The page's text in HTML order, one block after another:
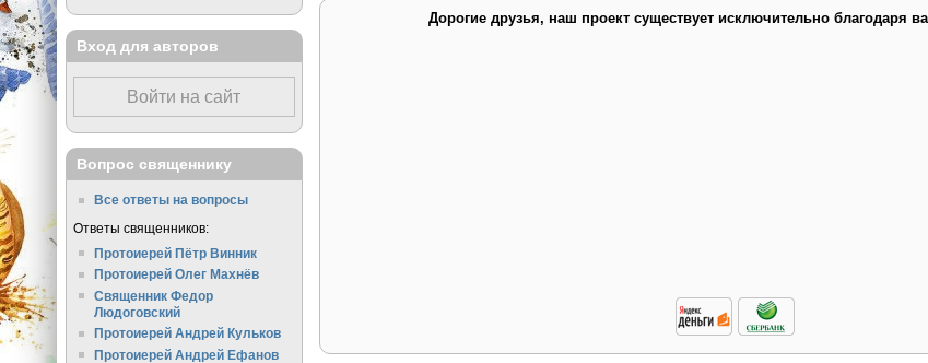
Дорогие друзья, наш проект существует исключительно благодаря
Вход для авторов
Войти на сайт
Вопрос священнику
Все ответы на вопросы
Ответы священников:
Протоиерей Пётр Винник
Протоиерей Олег Махнёв
Священник Федор
Людоговский
Протоиерей Андрей Кульков
Протоиерей Андрей Ефанов